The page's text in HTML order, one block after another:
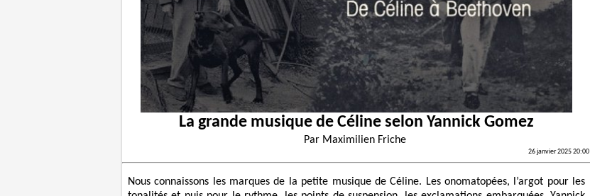
La grande musique de Céline selon Yannick Gomez
Par Maximilien Friche
26 janvier 2025 20:00
Nous connaissons les marques de la petite musique de Céline. Les onomatopées, l’argot pour les